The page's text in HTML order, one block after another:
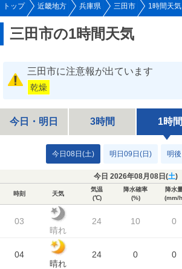
トップ 近畿地方 兵庫県 三田市 1時間天気
三田市の1時間天気
三田市に注意報が出ています
乾燥
今日・明日 3時間 1時間
今日08日(土) 明日09日(日) 明
今日 2026年08月08日(土)
時刻 天気
気温
(℃)
降水確率
(%)
降水
(mm/
03
晴れ
24 10 0
04
晴れ
24 0 0